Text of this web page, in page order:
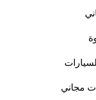
مجاني